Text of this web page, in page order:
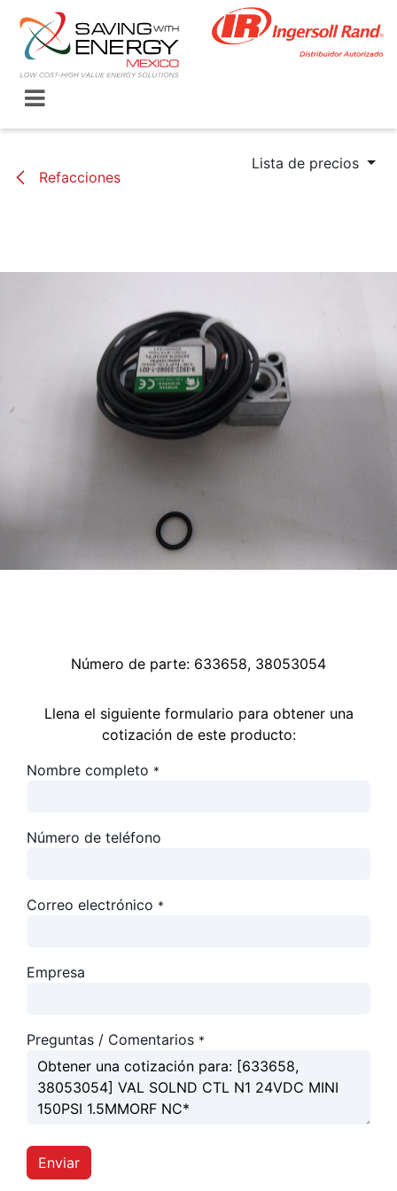
Ir al contenido
Refacciones
Lista de precios
Número de parte: 633658, 38053054
Llena el siguiente formulario para obtener una
cotización de este producto:
Nombre completo *
Número de teléfono
Correo electrónico *
Empresa
Preguntas / Comentarios *
Enviar